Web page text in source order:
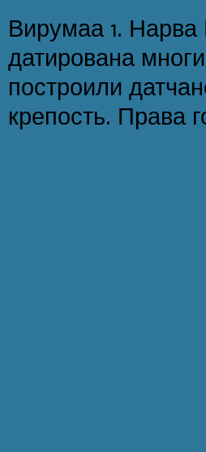
Вирумаа 1. Нарва
датирована
построили
крепость. Права